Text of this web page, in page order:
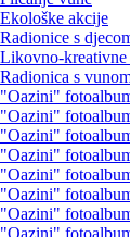
Ekološke akcije
Radionice s
Likovno-kreativne
Radionica s
"Oazini"
"Oazini"
"Oazini"
"Oazini"
"Oazini"
"Oazini"
"Oazini"
"Oazini"